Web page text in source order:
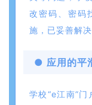
改密码、密码
施，已妥善解决
● 应用的平
学校“e江南”